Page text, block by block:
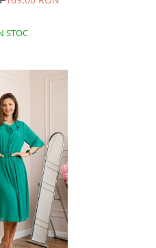
STOC